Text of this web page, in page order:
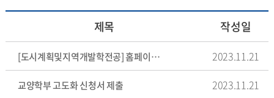
제목 작성일
[도시계획및지역개발학전공] 홈페이지 고도화 신청서 제출 2023.11.21
교양학부 고도화 신청서 제출 2023.11.21